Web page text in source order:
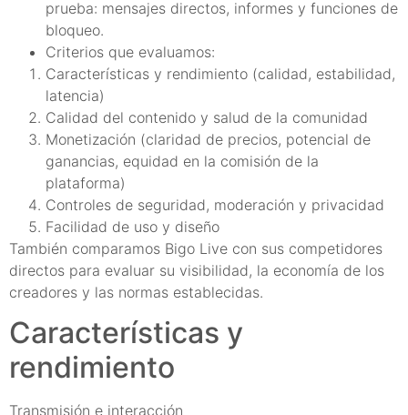
prueba: mensajes directos, informes y funciones de
bloqueo.
Criterios que evaluamos:
Características y rendimiento (calidad, estabilidad,
latencia)
Calidad del contenido y salud de la comunidad
Monetización (claridad de precios, potencial de
ganancias, equidad en la comisión de la
plataforma)
Controles de seguridad, moderación y privacidad
Facilidad de uso y diseño
También comparamos Bigo Live con sus competidores
directos para evaluar su visibilidad, la economía de los
creadores y las normas establecidas.
Características y
rendimiento
Transmisión e interacción